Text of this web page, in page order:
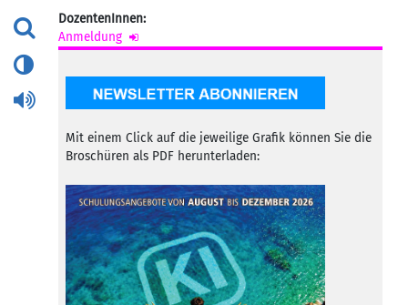
DozentenInnen:
Anmeldung
Mit einem Click auf die jeweilige Grafik können Sie die
Broschüren als PDF herunterladen: